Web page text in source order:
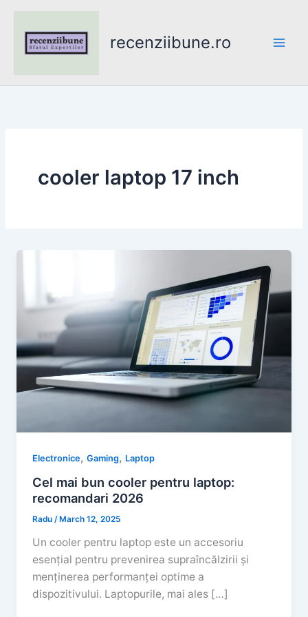
content
recenziibune.ro
cooler laptop 17 inch
Electronice,Gaming, Laptop
Cel mai bun cooler pentru laptop:
recomandari 2026
Radu/March 12, 2025
Un cooler pentru laptop este un accesoriu
esențial pentru prevenirea supraîncălzirii și
menținerea performanței optime a
dispozitivului. Laptopurile, mai ales […]